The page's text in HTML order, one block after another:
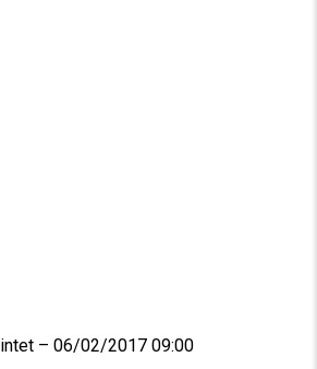
intet – 06/02/2017 09:00